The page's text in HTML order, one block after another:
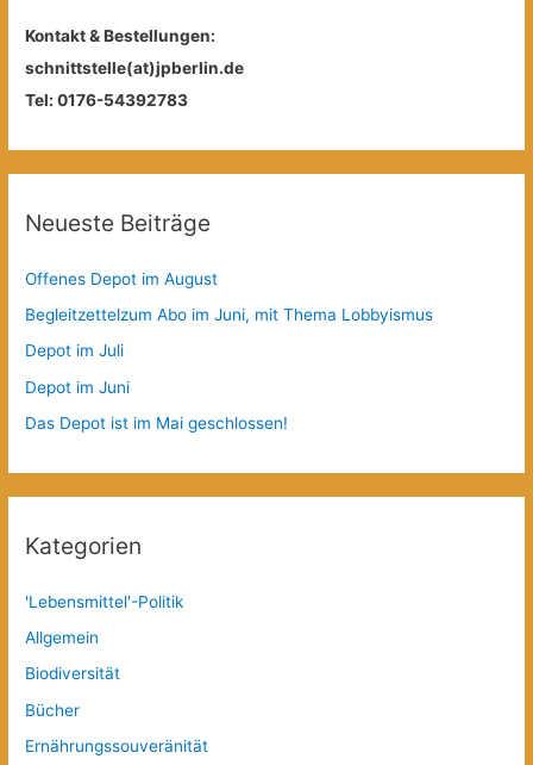
Kontakt & Bestellungen:
schnittstelle(at)jpberlin.de
Tel: 0176-54392783
Neueste Beiträge
Offenes Depot im August
Begleitzettelzum Abo im Juni, mit Thema Lobbyismus
Depot im Juli
Depot im Juni
Das Depot ist im Mai geschlossen!
Kategorien
'Lebensmittel'-Politik
Allgemein
Biodiversität
Bücher
Ernährungssouveränität